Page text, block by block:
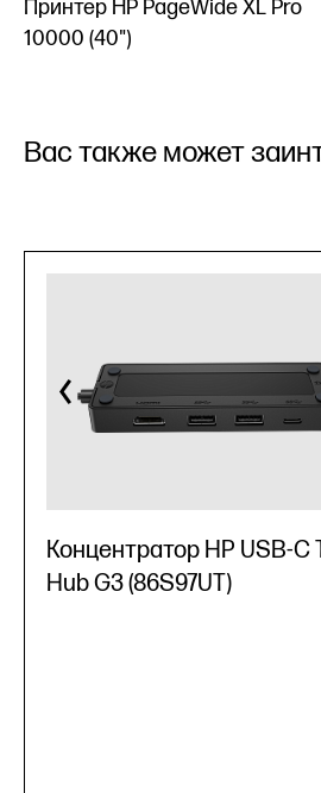
Принтер HP PageWide XL Pro
10000 (40")
Вас также может
Концентратор HP USB-C
Hub G3 (86S97UT)